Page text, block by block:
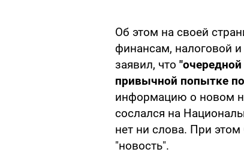
Об этом на своей
финансам, налоговой
заявил, что
привычной попытке
информацию о новом
сослался на
нет ни слова. При
"новость".